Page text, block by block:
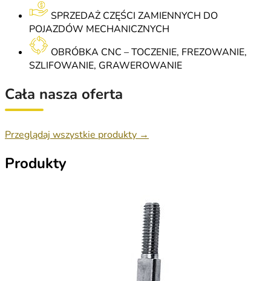
SPRZEDAŻ CZĘŚCI ZAMIENNYCH DO
POJAZDÓW MECHANICZNYCH
OBRÓBKA CNC – TOCZENIE, FREZOWANIE,
SZLIFOWANIE, GRAWEROWANIE
Cała nasza oferta
Przeglądaj wszystkie produkty →
Produkty